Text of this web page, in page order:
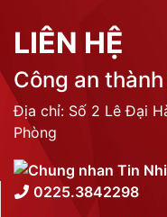
LIÊN HỆ
Công an
Địa chỉ: Số 2 Lê Đại
Phòng
0225.3842298